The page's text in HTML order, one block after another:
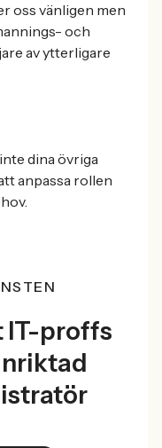
oss vänligen men
och
av ytterligare
dina övriga
anpassa rollen
IT-proffs